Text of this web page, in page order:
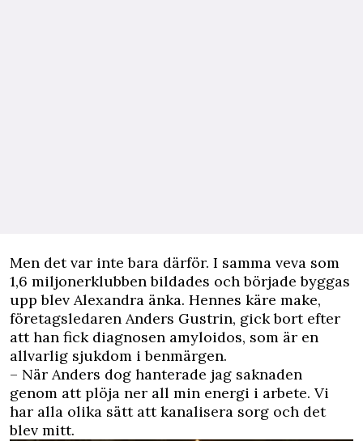
Men det var inte bara därför. I samma veva som
1,6 miljonerklubben bildades och började byggas
upp blev Alexandra änka. Hennes käre make,
företagsledaren Anders Gustrin, gick bort efter
att han fick diagnosen amyloidos, som är en
allvarlig sjukdom i benmärgen.
– När Anders dog hanterade jag saknaden
genom att plöja ner all min energi i arbete. Vi
har alla olika sätt att kanalisera sorg och det
blev mitt.